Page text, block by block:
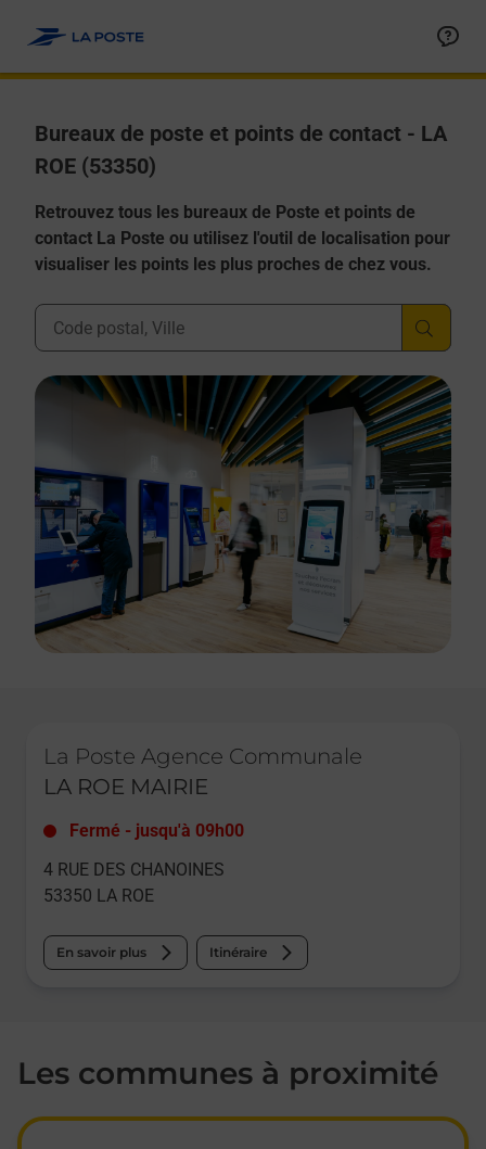
Bureaux de poste et points de contact - LA
ROE (53350)
Retrouvez tous les bureaux de Poste et points de
contact La Poste ou utilisez l'outil de localisation pour
visualiser les points les plus proches de chez vous.
Ville, Département, Code Postal
La Poste Agence Communale
LA ROE MAIRIE
Fermé - jusqu'à 09h00
4 RUE DES CHANOINES
53350 LA ROE
En savoir plus Itinéraire
Les communes à proximité